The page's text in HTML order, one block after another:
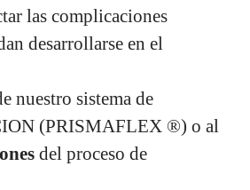
las complicaciones
desarrollarse en el
nuestro sistema de
(PRISMAFLEX ®) o al
del proceso de